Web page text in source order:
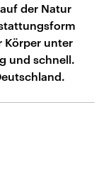
der Natur
Körper unter
und schnell.